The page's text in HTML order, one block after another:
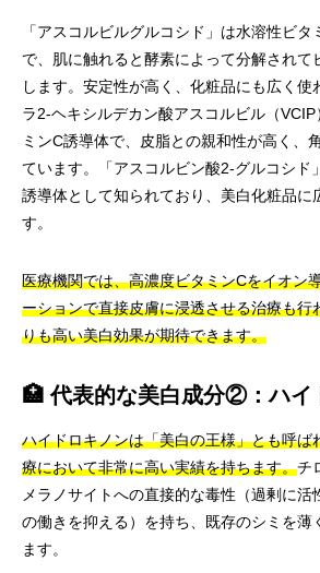
「アスコルビルグルコシド」は水溶性ビ
で、肌に触れると酵素によって分解されて
します。安定性が高く、化粧品にも広く使
ラ2-ヘキシルデカン酸アスコルビル（
ミンC誘導体で、皮脂との親和性が高く、
ています。「アスコルビン酸2-グルコシド
誘導体として知られており、美白化粧品に
す。
医療機関では、高濃度ビタミンCをイオン
ーションで直接皮膚に浸透させる治療も行
りも高い美白効果が期待できます。
🏥 代表的な美白成分②：ハイ
ハイドロキノンは「美白の王様」とも呼ば
療において非常に高い実績を持ちます。チ
メラノサイトへの直接的な毒性（過剰に活
の働きを抑える）を持ち、既存のシミを薄
ます。